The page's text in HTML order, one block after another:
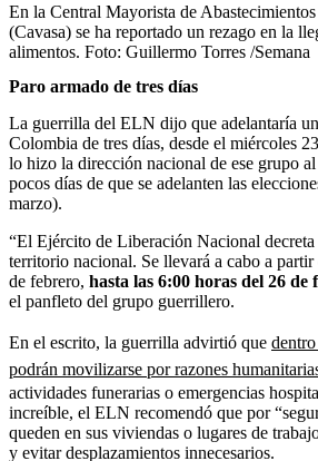
En la Central Mayorista de
(Cavasa) se ha reportado un rezago en la
alimentos. Foto: Guillermo Torres /Semana
Paro armado de tres días
La guerrilla del ELN dijo que adelantaría
Colombia de tres días, desde el miércoles
lo hizo la dirección nacional de ese grupo
pocos días de que se adelanten las
marzo).
“El Ejército de Liberación Nacional
territorio nacional. Se llevará a cabo a
de febrero, hasta las 6:00 horas del 26 de
el panfleto del grupo guerrillero.
En el escrito, la guerrilla advirtió que dentro
podrán movilizarse por razones
actividades funerarias o emergencias
increíble, el ELN recomendó que por
queden en sus viviendas o lugares de
y evitar desplazamientos innecesarios.